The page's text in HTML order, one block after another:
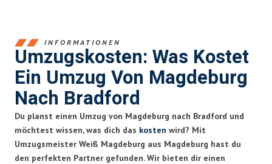
INFORMATIONEN
Umzugskosten: Was Kostet
Ein Umzug Von Magdeburg
Nach Bradford
Du planst einen Umzug von Magdeburg nach Bradford und
möchtest wissen, was dich das kosten wird? Mit
Umzugsmeister Weiß Magdeburg aus Magdeburg hast du
den perfekten Partner gefunden. Wir bieten dir einen